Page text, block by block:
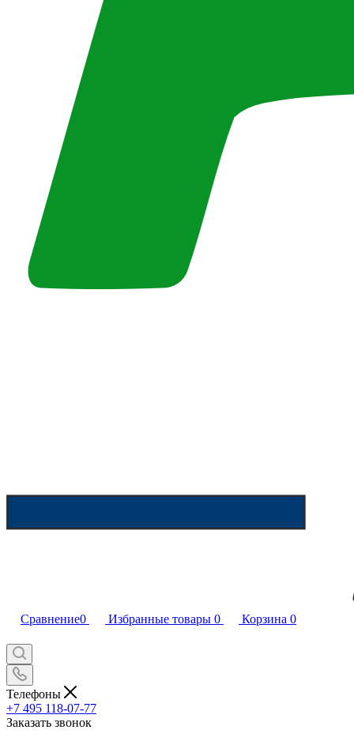
Сравнение0 Избранные товары 0 Корзина 0
Телефоны
+7 495 118-07-77
Заказать звонок